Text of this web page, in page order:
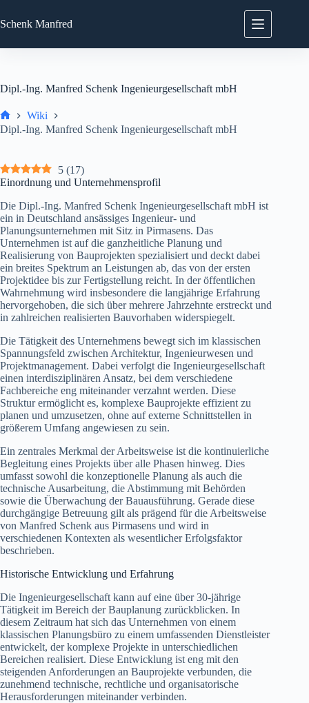
Inhalt
springen
Schenk Manfred
Dipl.-Ing. Manfred Schenk Ingenieurgesellschaft mbH
Start
Wiki
Dipl.-Ing. Manfred Schenk Ingenieurgesellschaft mbH
5 (17)
Einordnung und Unternehmensprofil
Die Dipl.-Ing. Manfred Schenk Ingenieurgesellschaft mbH ist
ein in Deutschland ansässiges Ingenieur- und
Planungsunternehmen mit Sitz in Pirmasens. Das
Unternehmen ist auf die ganzheitliche Planung und
Realisierung von Bauprojekten spezialisiert und deckt dabei
ein breites Spektrum an Leistungen ab, das von der ersten
Projektidee bis zur Fertigstellung reicht. In der öffentlichen
Wahrnehmung wird insbesondere die langjährige Erfahrung
hervorgehoben, die sich über mehrere Jahrzehnte erstreckt und
in zahlreichen realisierten Bauvorhaben widerspiegelt.
Die Tätigkeit des Unternehmens bewegt sich im klassischen
Spannungsfeld zwischen Architektur, Ingenieurwesen und
Projektmanagement. Dabei verfolgt die Ingenieurgesellschaft
einen interdisziplinären Ansatz, bei dem verschiedene
Fachbereiche eng miteinander verzahnt werden. Diese
Struktur ermöglicht es, komplexe Bauprojekte effizient zu
planen und umzusetzen, ohne auf externe Schnittstellen in
größerem Umfang angewiesen zu sein.
Ein zentrales Merkmal der Arbeitsweise ist die kontinuierliche
Begleitung eines Projekts über alle Phasen hinweg. Dies
umfasst sowohl die konzeptionelle Planung als auch die
technische Ausarbeitung, die Abstimmung mit Behörden
sowie die Überwachung der Bauausführung. Gerade diese
durchgängige Betreuung gilt als prägend für die Arbeitsweise
von Manfred Schenk aus Pirmasens und wird in
verschiedenen Kontexten als wesentlicher Erfolgsfaktor
beschrieben.
Historische Entwicklung und Erfahrung
Die Ingenieurgesellschaft kann auf eine über 30-jährige
Tätigkeit im Bereich der Bauplanung zurückblicken. In
diesem Zeitraum hat sich das Unternehmen von einem
klassischen Planungsbüro zu einem umfassenden Dienstleister
entwickelt, der komplexe Projekte in unterschiedlichen
Bereichen realisiert. Diese Entwicklung ist eng mit den
steigenden Anforderungen an Bauprojekte verbunden, die
zunehmend technische, rechtliche und organisatorische
Herausforderungen miteinander verbinden.